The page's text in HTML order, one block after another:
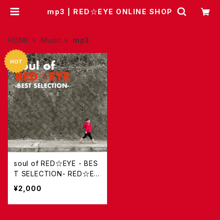
mp3 | RED☆EYE ONLINE SHOP
HOME Music mp3
soul of RED☆EYE - BES
T SELECTION- RED☆EY
E BEST Album / MP3
¥2,000